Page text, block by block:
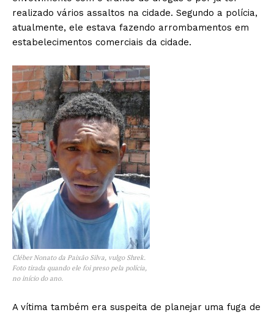
realizado vários assaltos na cidade. Segundo a polícia,
atualmente, ele estava fazendo arrombamentos em
estabelecimentos comerciais da cidade.
Cléber Nonato da Paixão Silva, vulgo Shrek.
Foto tirada quando ele foi preso pela polícia,
no início do ano.
A vítima também era suspeita de planejar uma fuga de